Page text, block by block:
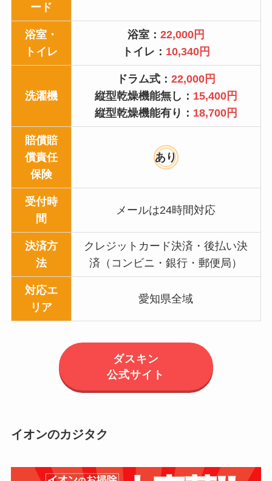
ード
浴室・
トイレ
浴室： 22,000円
トイレ： 10,340円
洗濯機
ドラム式： 22,000円
縦型乾燥機能無し： 15,400円
縦型乾燥機能有り： 18,700円
賠償賠
償責任
保険
あり
受付時
間
メールは24時間対応
決済方
法
クレジットカード決済・後払い決
済（コンビニ・銀行・郵便局）
対応エ
リア
愛知県全域
ダスキン
公式サイト
イオンのカジタク